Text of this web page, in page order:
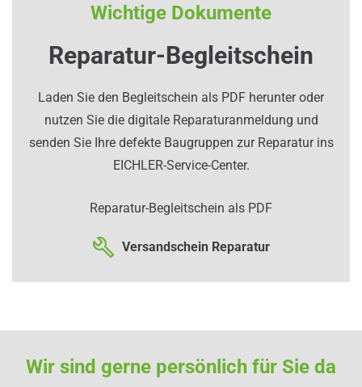
Wichtige Dokumente
Reparatur-Begleitschein
Laden Sie den Begleitschein als PDF herunter oder
nutzen Sie die digitale Reparaturanmeldung und
senden Sie Ihre defekte Baugruppen zur Reparatur ins
EICHLER-Service-Center.
Reparatur-Begleitschein als PDF
Versandschein Reparatur
Wir sind gerne persönlich für Sie da